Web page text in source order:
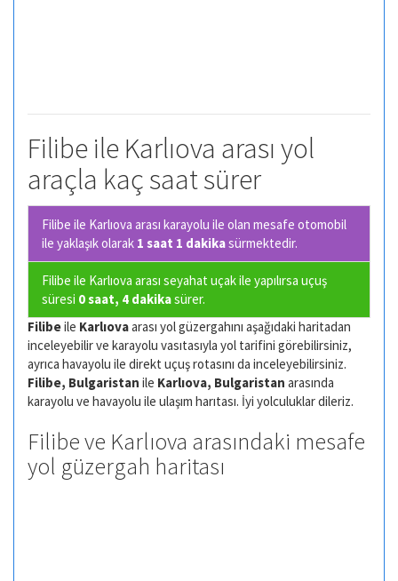
Filibe ile Karlıova arası yol
araçla kaç saat sürer
Filibe ile Karlıova arası karayolu ile olan mesafe otomobil
ile yaklaşık olarak 1 saat 1 dakikasürmektedir.
Filibe ile Karlıova arası seyahat uçak ile yapılırsa uçuş
süresi 0 saat, 4 dakikasürer.
Filibeile Karlıovaarası yol güzergahını aşağıdaki haritadan
inceleyebilir ve karayolu vasıtasıyla yol tarifini görebilirsiniz,
ayrıca havayolu ile direkt uçuş rotasını da inceleyebilirsiniz.
Filibe, Bulgaristan ile Karlıova, Bulgaristan arasında
karayolu ve havayolu ile ulaşım harıtası. İyi yolculuklar dileriz.
Filibe ve Karlıova arasındaki mesafe
yol güzergah haritası